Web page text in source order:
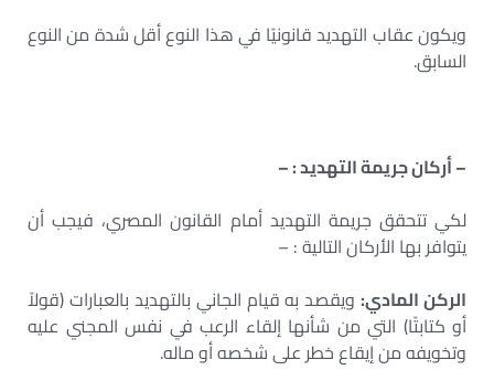
ويكون عقاب التهديد قانونيًا في هذا النوع أقل شدة من النوع
السابق.
– أركان جريمة التهديد : –
لكي تتحقق جريمة التهديد أمام القانون المصري، فيجب أن
يتوافر بها الأركان التالية : –
الركن المادي:ويقصد به قيام الجاني بالتهديد بالعبارات (قولاً
أو كتابتًا) التي من شأنها إلقاء الرعب في نفس المجني عليه
وتخويفه من إيقاع خطر على شخصه أو ماله.